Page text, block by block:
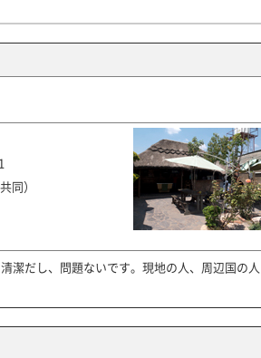
同）
潔だし、問題ないです。現地の人、周辺国の人